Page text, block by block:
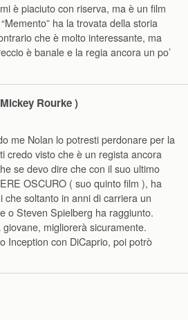
è piaciuto con riserva, ma è un film
ha la trovata della storia
che è molto interessante, ma
è banale e la regia ancora un po’
Rourke )
me Nolan lo potresti perdonare per la
credo visto che è un regista ancora
se devo dire che con il suo ultimo
OSCURO ( suo quinto film ), ha
che soltanto in anni di carriera un
o Steven Spielberg ha raggiunto.
migliorerà sicuramente.
Inception con DiCaprio, poi potrò